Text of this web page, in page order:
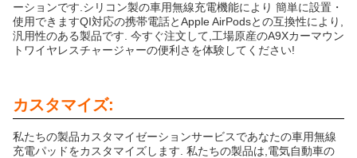
ーションです.シリコン製の車用無線充電機能により 簡単に設置・
使用できますQI対応の携帯電話とApple AirPodsとの互換性により,
汎用性のある製品です. 今すぐ注文して,工場原産のA9Xカーマウン
トワイヤレスチャージャーの便利さを体験してください!
カスタマイズ:
私たちの製品カスタマイゼーションサービスであなたの車用無線
充電パッドをカスタマイズします. 私たちの製品は,電気自動車の